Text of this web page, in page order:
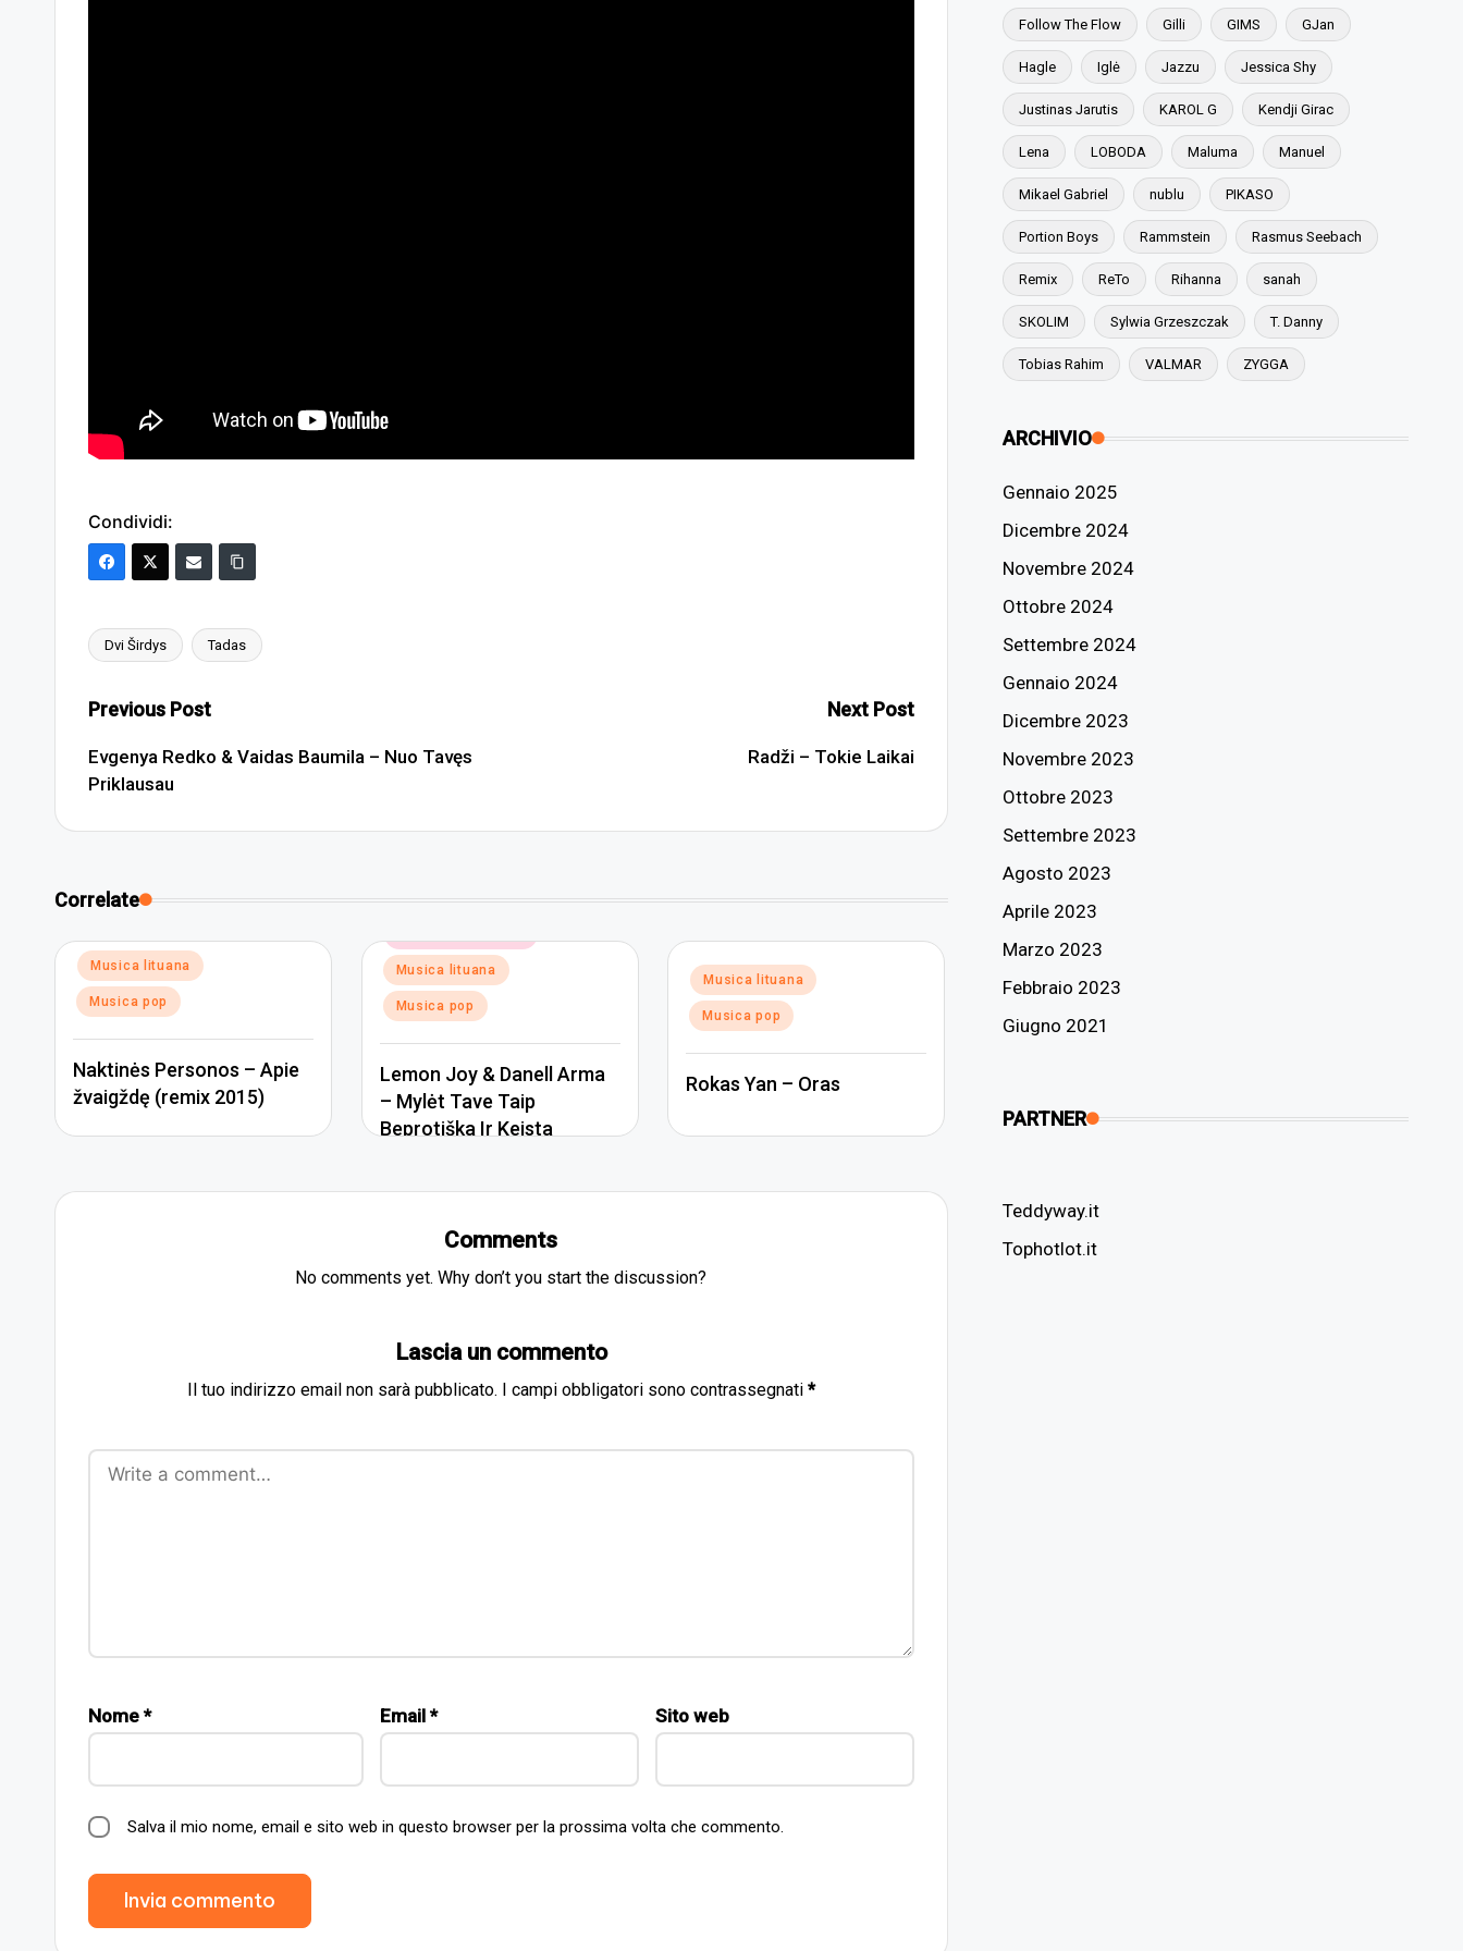
Condividi:
Tags:
Dvi Širdys Tadas
Post
navigation
Previous Post
Evgenya Redko & Vaidas Baumila – Nuo Tavęs
Priklausau
Next Post
Radži – Tokie Laikai
Correlate
Posted
in
Musica lituana
Musica pop
Naktinės Personos – Apie
žvaigždę (remix 2015)
in
Musica lituana
Musica pop
Lemon Joy & Danell Arma
– Mylėt Tave Taip
Beprotiška Ir Keista
Posted
in
Musica lituana
Musica pop
Rokas Yan – Oras
Comments
No comments yet. Why don’t you start the discussion?
Lascia un commento
Il tuo indirizzo email non sarà pubblicato. I campi obbligatori sono contrassegnati *
Nome * Email * Sito web
Salva il mio nome, email e sito web in questo browser per la prossima volta che commento.
Follow The Flow Gilli GIMS GJan
Hagle Iglė Jazzu Jessica Shy
Justinas Jarutis KAROL G Kendji Girac
Lena LOBODA Maluma Manuel
Mikael Gabriel nublu PIKASO
Portion Boys Rammstein Rasmus Seebach
Remix ReTo Rihanna sanah
SKOLIM Sylwia Grzeszczak T. Danny
Tobias Rahim VALMAR ZYGGA
ARCHIVIO
Gennaio 2025
Dicembre 2024
Novembre 2024
Ottobre 2024
Settembre 2024
Gennaio 2024
Dicembre 2023
Novembre 2023
Ottobre 2023
Settembre 2023
Agosto 2023
Aprile 2023
Marzo 2023
Febbraio 2023
Giugno 2021
PARTNER
Teddyway.it
Tophotlot.it